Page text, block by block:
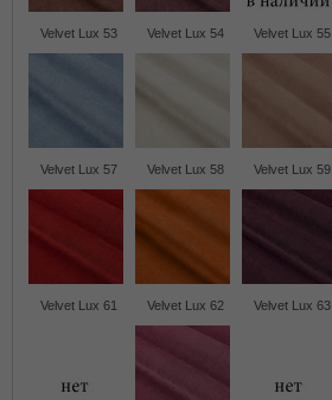
Velvet Lux 53 Velvet Lux 54 Velvet Lux 55
Velvet Lux 57 Velvet Lux 58 Velvet Lux 59
Velvet Lux 61 Velvet Lux 62 Velvet Lux 63